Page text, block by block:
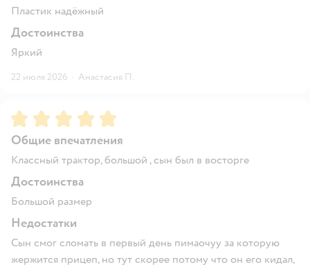
Пластик надёжный
Достоинства
Яркий
22 июля 2026 · Анастасия П.
Рейтинг:5
Общие впечатления
Классный трактор, большой , сын был в восторге
Достоинства
Большой размер
Недостатки
Сын смог сломать в первый день пимаочуу за которую
жержится прицеп, но тут скорее потому что он его кидал,